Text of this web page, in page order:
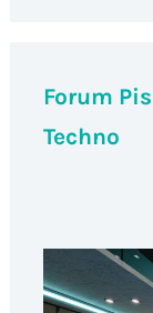
Forum
Techno